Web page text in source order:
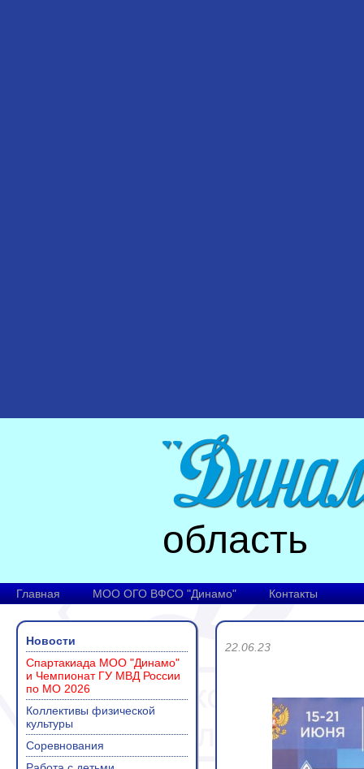
область
Главная МОО ОГО ВФСО "Динамо" Контакты
Новости
Спартакиада МОО "Динамо"
и Чемпионат ГУ МВД России
по МО 2026
Коллективы физической
культуры
Соревнования
22.06.23